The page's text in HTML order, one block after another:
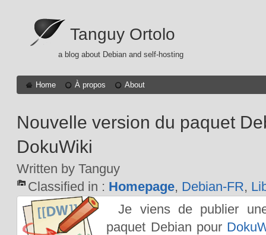
Tanguy Ortolo
a blog about Debian and self-hosting
Home À propos About
Nouvelle version du paquet
DokuWiki
Written by Tanguy
Classified in : Homepage, Debian-FR,
Je viens de publier
paquet Debian pour